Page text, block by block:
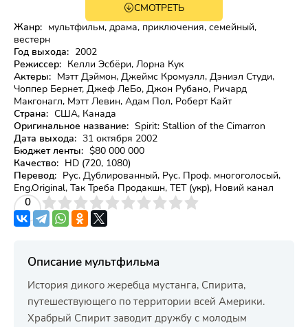
СМОТРЕТЬ
Жанр: мультфильм, драма, приключения, семейный,
вестерн
Год выхода: 2002
Режиссер: Келли Эсбёри, Лорна Кук
Актеры: Мэтт Дэймон, Джеймс Кромуэлл, Дэниэл Студи,
Чоппер Бернет, Джеф ЛеБо, Джон Рубано, Ричард
Макгонагл, Мэтт Левин, Адам Пол, Роберт Кайт
Страна: США, Канада
Оригинальное название: Spirit: Stallion of the Cimarron
Дата выхода: 31 октября 2002
Бюджет ленты: $80 000 000
Качество: HD (720, 1080)
Перевод: Рус. Дублированный, Рус. Проф. многоголосый,
Eng.Original, Так Треба Продакшн, ТЕТ (укр), Новий канал
0
4 5 6 7 8 9 10
Описание мультфильма
История дикого жеребца мустанга, Спирита,
путешествующего по территории всей Америки.
Храбрый Спирит заводит дружбу с молодым